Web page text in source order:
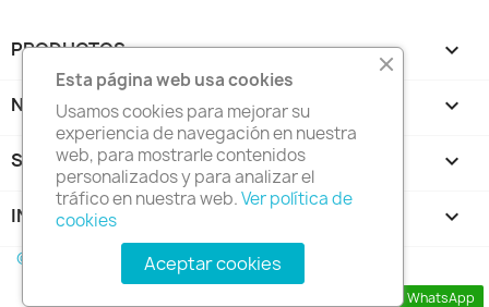
PRODUCTOS 
NUESTRA EMPRESA 
SU CUENTA 
INFORMACIÓN DE LA TIENDA keyboard_arrow_down
Contacta con nosotros a través de WhatsApp
© 2026 - tienda online creada por
Esta página web usa cookies
Usamos cookies para mejorar su
experiencia de navegación en nuestra
web, para mostrarle contenidos
personalizados y para analizar el
tráfico en nuestra web.Ver política de
cookies
Aceptar cookies